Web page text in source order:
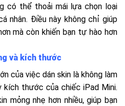
có thể thoải mái lựa chọn loại
nhân. Điều này không chỉ giúp
mà còn khiến bạn tự hào hơn
và kích thước
của việc dán skin là không làm
thước của chiếc iPad Mini.
mỏng nhẹ hơn nhiều, giúp bạn